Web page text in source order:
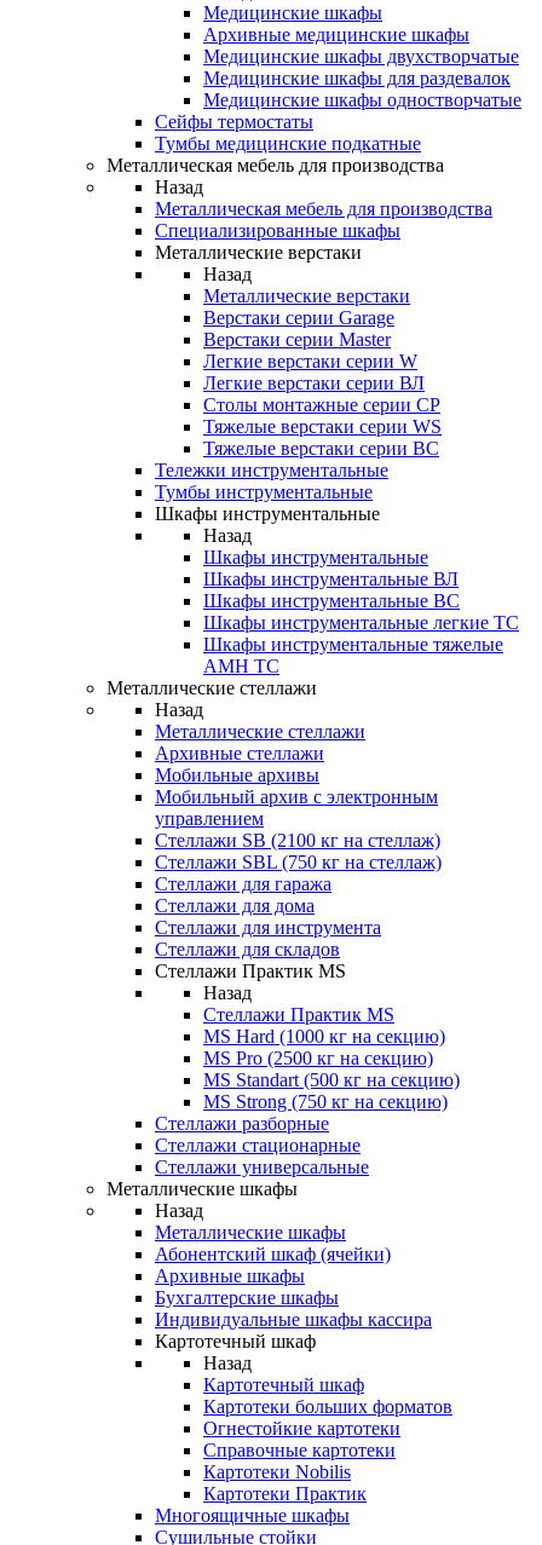
Медицинские шкафы
Архивные медицинские шкафы
Медицинские шкафы двухстворчатые
Медицинские шкафы для раздевалок
Медицинские шкафы одностворчатые
Сейфы термостаты
Тумбы медицинские подкатные
Металлическая мебель для производства
Назад
Металлическая мебель для производства
Cпециализированные шкафы
Металлические верстаки
Назад
Металлические верстаки
Верстаки серии Garage
Верстаки серии Master
Легкие верстаки серии W
Легкие верстаки серии ВЛ
Столы монтажные серии СР
Тяжелые верстаки серии WS
Тяжелые верстаки серии ВС
Тележки инструментальные
Тумбы инструментальные
Шкафы инструментальные
Назад
Шкафы инструментальные
Шкафы инструментальные ВЛ
Шкафы инструментальные ВС
Шкафы инструментальные легкие ТС
Шкафы инструментальные тяжелые
AMH TC
Металлические стеллажи
Назад
Металлические стеллажи
Архивные стеллажи
Мобильные архивы
Мобильный архив с электронным
управлением
Стеллажи SB (2100 кг на стеллаж)
Стеллажи SBL (750 кг на стеллаж)
Стеллажи для гаража
Стеллажи для дома
Стеллажи для инструмента
Стеллажи для складов
Стеллажи Практик MS
Назад
Стеллажи Практик MS
MS Hard (1000 кг на секцию)
MS Pro (2500 кг на секцию)
MS Standart (500 кг на секцию)
MS Strong (750 кг на секцию)
Стеллажи разборные
Стеллажи стационарные
Стеллажи универсальные
Металлические шкафы
Назад
Металлические шкафы
Абонентский шкаф (ячейки)
Архивные шкафы
Бухгалтерские шкафы
Индивидуальные шкафы кассира
Картотечный шкаф
Назад
Картотечный шкаф
Картотеки больших форматов
Огнестойкие картотеки
Справочные картотеки
Картотеки Nobilis
Картотеки Практик
Многоящичные шкафы
Сушильные стойки